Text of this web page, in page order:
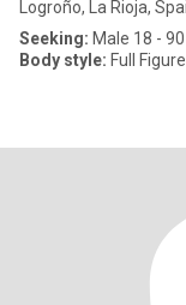
Logroño, La Rioja,
Seeking: Male 18 - 90
Body style: Full